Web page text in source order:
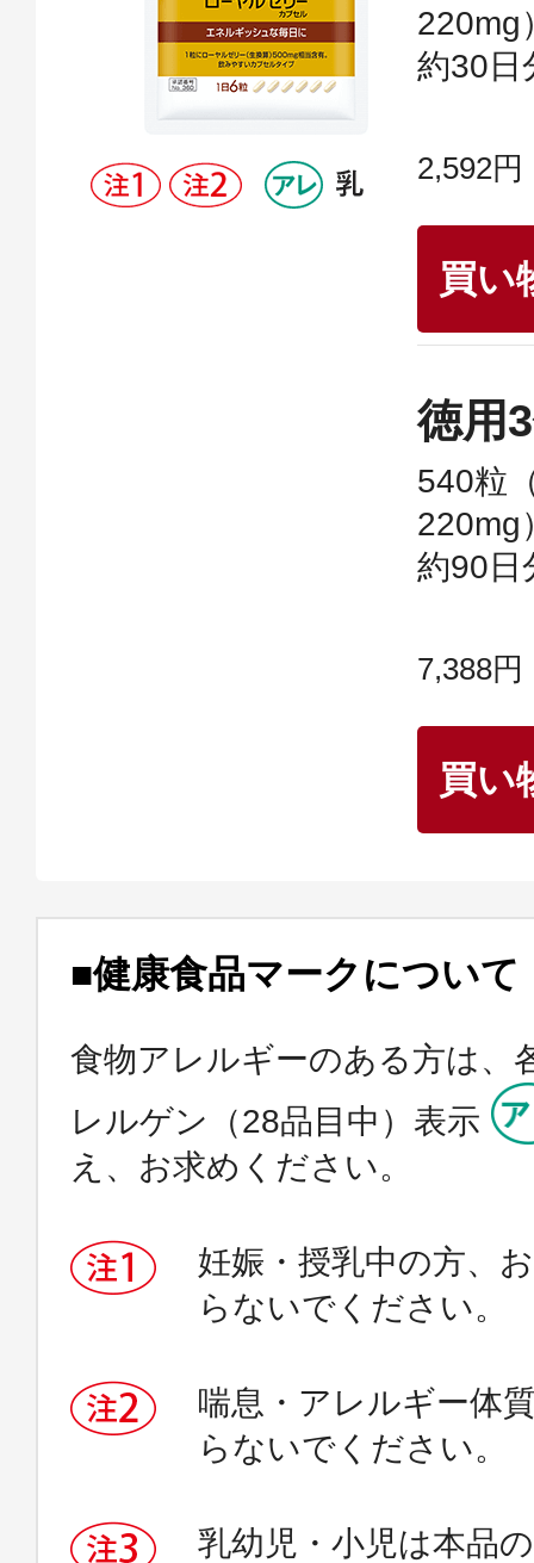
220mg
約30日
2,592円
買い
徳用
540粒
220mg
約90日
7,388円
買い
■健康食品マークについて
食物アレルギーのある方は、
レルゲン（28品目中）表示
え、お求めください。
妊娠・授乳中の方、
らないでください。
喘息・アレルギー体
らないでください。
乳幼児・小児は本品